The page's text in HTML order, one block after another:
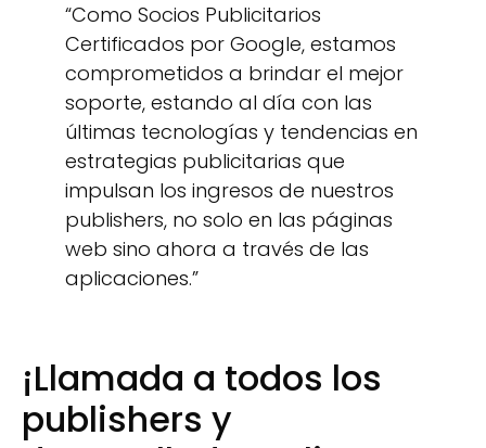
“Como Socios Publicitarios
Certificados por Google, estamos
comprometidos a brindar el mejor
soporte, estando al día con las
últimas tecnologías y tendencias en
estrategias publicitarias que
impulsan los ingresos de nuestros
publishers, no solo en las páginas
web sino ahora a través de las
aplicaciones.”
¡Llamada a todos los
publishers y